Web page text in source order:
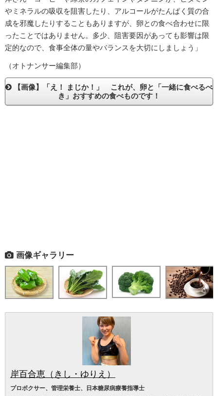
やミネラルの吸収を阻害したり、アルコールがたんぱく質の合
成を邪魔したりすることもありますが、卵との食べ合わせに限
ったことではありません。多少、阻害要因があっても影響は限
定的なので、食事全体の量やバランスを大切にしましょう」
（オトナンサー編集部）
【画像】「え！ まじか！」 これが、卵と「一緒に食べるべ
き」おすすめの食べものです！
画像ギャラリー
岸百合恵（きし・ゆりえ）
プロボクサー、管理栄養士、日本糖尿病療養指導士